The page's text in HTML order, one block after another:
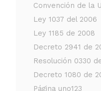
Convención de la
Ley 1037 del 2006
Ley 1185 de 2008
Decreto 2941 de
Resolución 0330
Decreto 1080 de
Página uno123